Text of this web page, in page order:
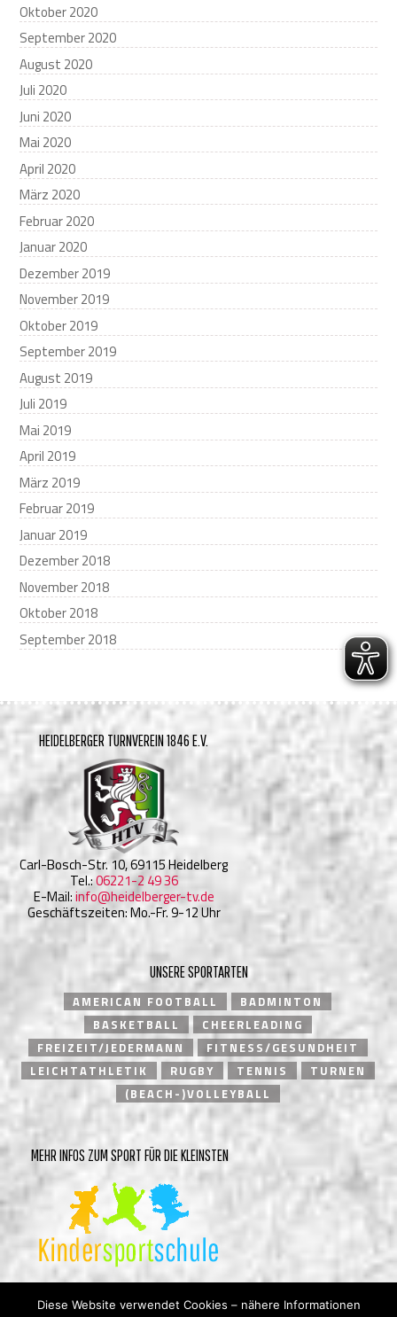
Oktober 2020
September 2020
August 2020
Juli 2020
Juni 2020
Mai 2020
April 2020
März 2020
Februar 2020
Januar 2020
Dezember 2019
November 2019
Oktober 2019
September 2019
August 2019
Juli 2019
Mai 2019
April 2019
März 2019
Februar 2019
Januar 2019
Dezember 2018
November 2018
Oktober 2018
September 2018
HEIDELBERGER TURNVEREIN 1846 E.V.
Carl-Bosch-Str. 10, 69115 Heidelberg
Tel.:06221-2 49 36
E-Mail:info@heidelberger-tv.de
Geschäftszeiten: Mo.-Fr. 9-12 Uhr
UNSERE SPORTARTEN
AMERICAN FOOTBALL
BADMINTON
BASKETBALL
CHEERLEADING
FREIZEIT/JEDERMANN
FITNESS/GESUNDHEIT
LEICHTATHLETIK
RUGBY TENNIS
TURNEN
(BEACH-)VOLLEYBALL
MEHR INFOS ZUM SPORT FÜR DIE KLEINSTEN
Diese Website verwendet Cookies – nähere Informationen